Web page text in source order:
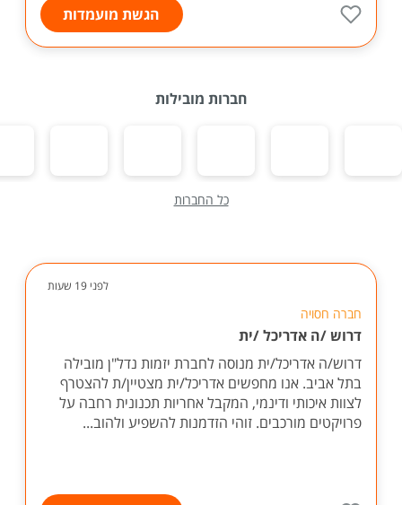
הגשת מועמדות
חברות מובילות
כל החברות
לפני 19 שעות
חברה חסויה
דרוש /ה אדריכל /ית
דרוש/ה אדריכל/ית מנוסה לחברת יזמות נדל"ן מובילה
בתל אביב. אנו מחפשים אדריכל/ית מצטיין/ת להצטרף
לצוות איכותי ודינמי, המקבל אחריות תכנונית רחבה על
פרויקטים מורכבים. זוהי הזדמנות להשפיע ולהוב...